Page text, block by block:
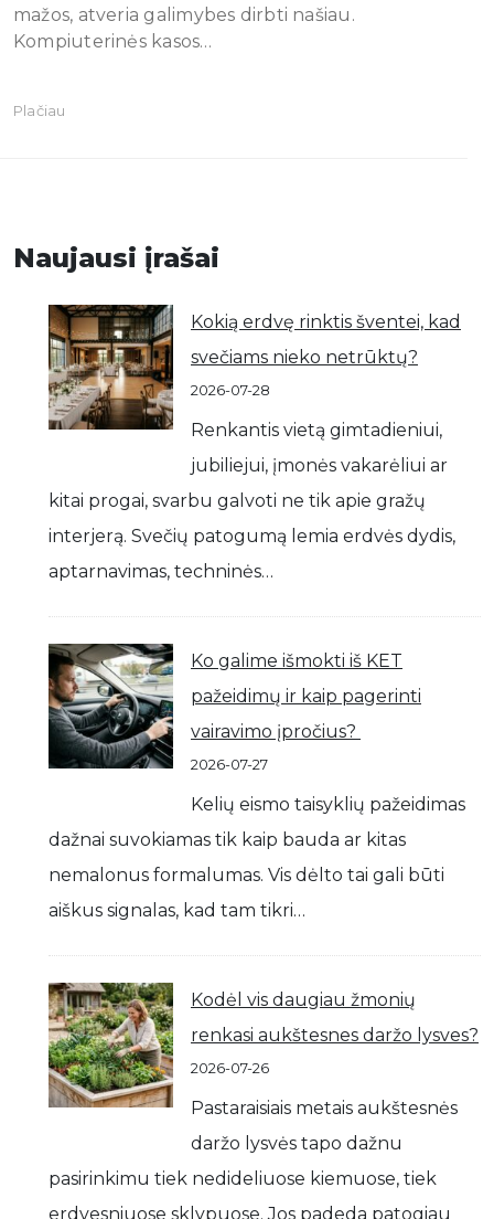
mažos, atveria galimybes dirbti našiau.
Kompiuterinės kasos…
Plačiau
Naujausi įrašai
Kokią erdvę rinktis šventei, kad
svečiams nieko netrūktų?
2026-07-28
Renkantis vietą gimtadieniui,
jubiliejui, įmonės vakarėliui ar
kitai progai, svarbu galvoti ne tik apie gražų
interjerą. Svečių patogumą lemia erdvės dydis,
aptarnavimas, techninės…
Ko galime išmokti iš KET
pažeidimų ir kaip pagerinti
vairavimo įpročius?
2026-07-27
Kelių eismo taisyklių pažeidimas
dažnai suvokiamas tik kaip bauda ar kitas
nemalonus formalumas. Vis dėlto tai gali būti
aiškus signalas, kad tam tikri…
Kodėl vis daugiau žmonių
renkasi aukštesnes daržo lysves?
2026-07-26
Pastaraisiais metais aukštesnės
daržo lysvės tapo dažnu
pasirinkimu tiek nedideliuose kiemuose, tiek
erdvesniuose sklypuose. Jos padeda patogiau